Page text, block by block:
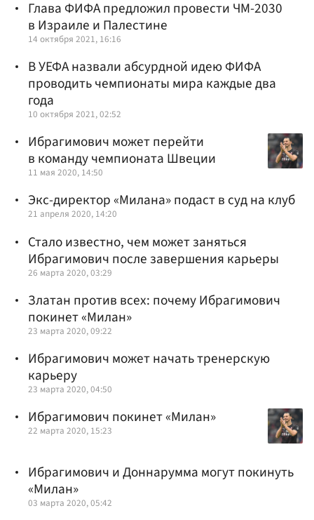
Глава ФИФА предложил провести ЧМ-2030
в Израиле и Палестине
14 октября 2021, 16:16
В УЕФА назвали абсурдной идею ФИФА
проводить чемпионаты мира каждые два
года
10 октября 2021, 02:52
Ибрагимович может перейти
в команду чемпионата Швеции
11 мая 2020, 14:50
Экс-директор «Милана» подаст в суд на клуб
21 апреля 2020, 14:20
Стало известно, чем может заняться
Ибрагимович после завершения карьеры
26 марта 2020, 03:29
Златан против всех: почему Ибрагимович
покинет «Милан»
23 марта 2020, 09:22
Ибрагимович может начать тренерскую
карьеру
23 марта 2020, 04:50
Ибрагимович покинет «Милан»
22 марта 2020, 15:23
Ибрагимович и Доннарумма могут покинуть
«Милан»
03 марта 2020, 05:42